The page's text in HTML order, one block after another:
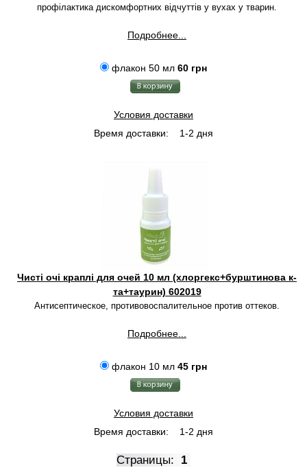
профілактика дискомфортних відчуттів у вухах у тварин.
Подробнее...
флакон 50 мл 60 грн
Условия доставки
Время доставки:
1-2 дня
Чисті очі краплі для очей 10 мл (хлоргекс+бурштинова к-
та+таурин) 602019
Антисептическое, противовоспалительное против оттеков.
Подробнее...
флакон 10 мл 45 грн
Условия доставки
Время доставки:
1-2 дня
Страницы: 1